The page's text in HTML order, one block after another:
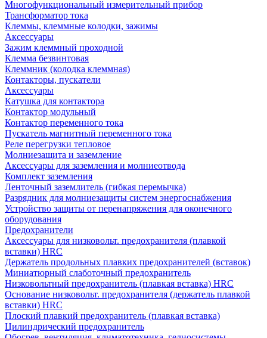
Многофункциональный измерительный прибор
Трансформатор тока
Клеммы, клеммные колодки, зажимы
Аксессуары
Зажим клеммный проходной
Клемма безвинтовая
Клеммник (колодка клеммная)
Контакторы, пускатели
Аксессуары
Катушка для контактора
Контактор модульный
Контактор переменного тока
Пускатель магнитный переменного тока
Реле перегрузки тепловое
Молниезащита и заземление
Аксессуары для заземления и молниеотвода
Комплект заземления
Ленточный заземлитель (гибкая перемычка)
Разрядник для молниезащиты систем энергоснабжения
Устройство защиты от перенапряжения для оконечного
оборудования
Предохранители
Аксессуары для низковольт. предохранителя (плавкой
вставки) HRC
Держатель продольных плавких предохранителей (вставок)
Миниатюрный слаботочный предохранитель
Низковольтный предохранитель (плавкая вставка) HRC
Основание низковольт. предохранителя (держатель плавкой
вставки) HRC
Плоский плавкий предохранитель (плавкая вставка)
Цилиндрический предохранитель